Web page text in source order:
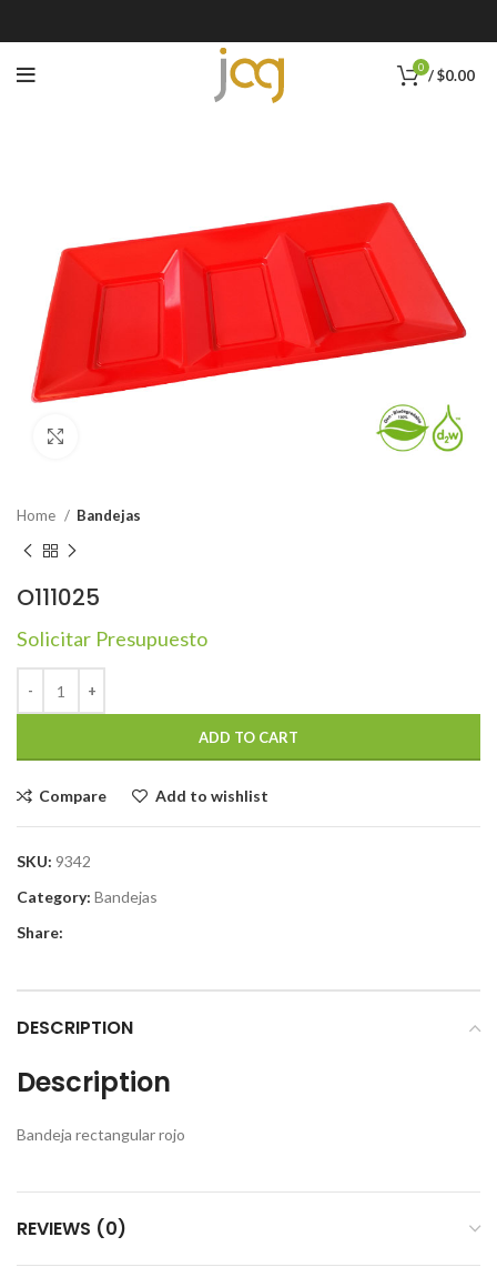
0 /$0.00
Home Bandejas
O111025
Solicitar Presupuesto
ADD TO CART
Compare Add to wishlist
SKU: 9342
Category: Bandejas
Share:
DESCRIPTION
Description
Bandeja rectangular rojo
REVIEWS (0)